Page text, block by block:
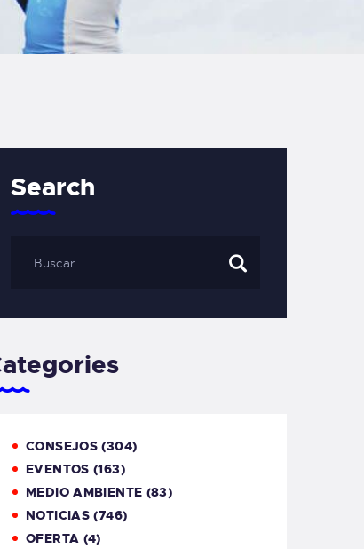
Search
CONSEJOS (304)
EVENTOS (163)
MEDIO AMBIENTE (83)
NOTICIAS (746)
OFERTA (4)